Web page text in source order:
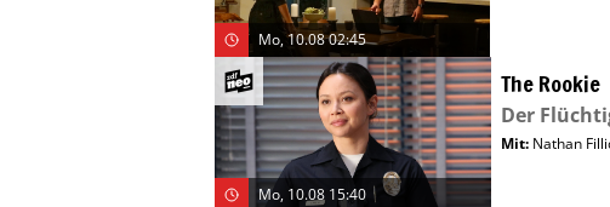
Mo, 10.08 02:45
Mo, 10.08 15:40
The Rookie
Der
Mit: Nathan